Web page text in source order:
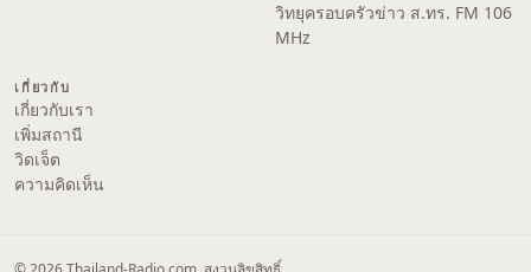
วิทยุครอบครัวข่าว ส.ทร. FM 106
MHz
เกี่ยวกับ
เกี่ยวกับเรา
เพิ่มสถานี
วิดเจ็ต
ความคิดเห็น